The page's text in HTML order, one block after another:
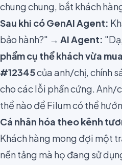
chung chung, bắt khách
Sau khi có GenAI Agent:
bảo hành?" → AI Agent:
phẩm cụ thể khách vừa
#12345của anh/chị, chính
cho các lỗi phần cứng. Anh/
thể nào để Filum có thể
Cá nhân hóa theo kênh
Khách hàng mong đợi một
nền tảng mà họ đang sử